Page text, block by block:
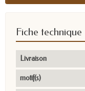
Fiche technique
Livraison
motif(s)